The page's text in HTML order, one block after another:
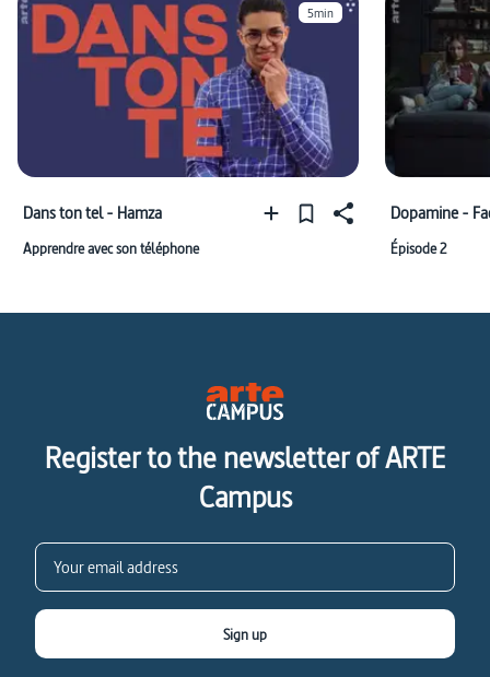
5min
Dans ton tel - Hamza
Apprendre avec son téléphone
Dopamine -
Épisode 2
Register to the newsletter of ARTE
Campus
Sign up